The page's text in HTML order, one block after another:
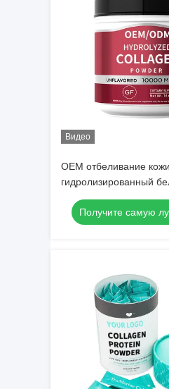
Видео
OEM отбеливание кожи
гидролизированный
порошок
пептиды коллагена
Получите самую